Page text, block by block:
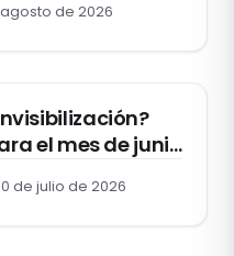
agosto de 2026
el mes de junio
y la Familia”
de julio de 2026